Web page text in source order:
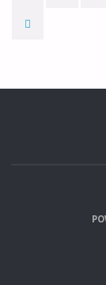
Paginação